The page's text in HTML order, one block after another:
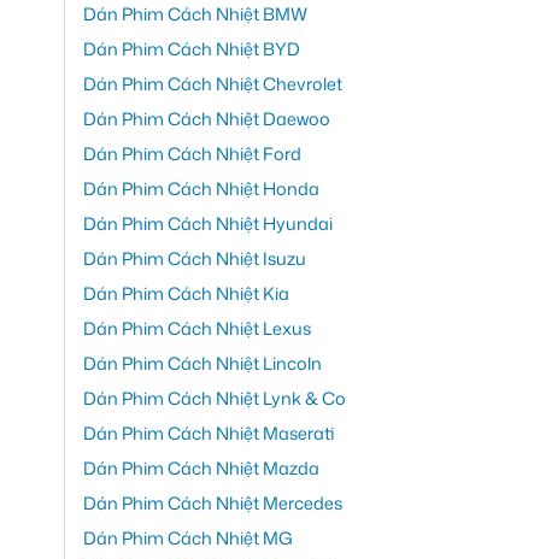
Dán Phim Cách Nhiệt BMW
Dán Phim Cách Nhiệt BYD
Dán Phim Cách Nhiệt Chevrolet
Dán Phim Cách Nhiệt Daewoo
Dán Phim Cách Nhiệt Ford
Dán Phim Cách Nhiệt Honda
Dán Phim Cách Nhiệt Hyundai
Dán Phim Cách Nhiệt Isuzu
Dán Phim Cách Nhiệt Kia
Dán Phim Cách Nhiệt Lexus
Dán Phim Cách Nhiệt Lincoln
Dán Phim Cách Nhiệt Lynk & Co
Dán Phim Cách Nhiệt Maserati
Dán Phim Cách Nhiệt Mazda
Dán Phim Cách Nhiệt Mercedes
Dán Phim Cách Nhiệt MG